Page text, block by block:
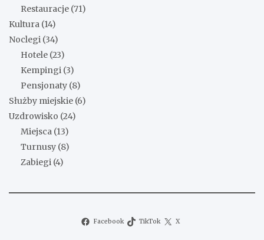
Restauracje (71)
Kultura (14)
Noclegi (34)
Hotele (23)
Kempingi (3)
Pensjonaty (8)
Służby miejskie (6)
Uzdrowisko (24)
Miejsca (13)
Turnusy (8)
Zabiegi (4)
Facebook TikTok X